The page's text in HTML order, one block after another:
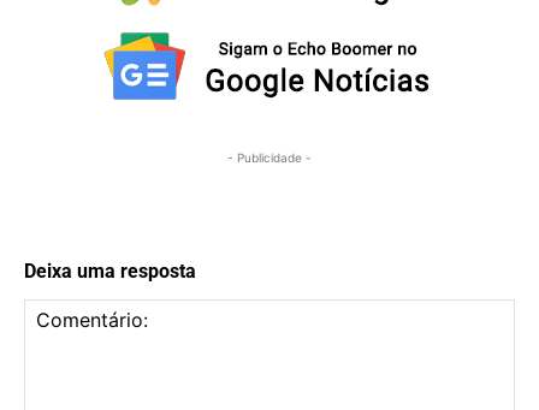
- Publicidade -
Deixa uma resposta